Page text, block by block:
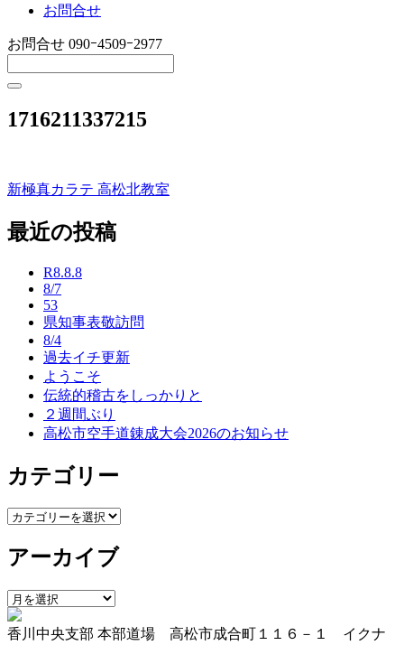
お問合せ
お問合せ 090ｰ4509ｰ2977
1716211337215
投
稿
新極真カラテ 高松北教室
最近の投稿
R8.8.8
8/7
53
県知事表敬訪問
8/4
過去イチ更新
ようこそ
伝統的稽古をしっかりと
２週間ぶり
高松市空手道錬成大会2026のお知らせ
カテゴリー
カ
ゴ
ー
アーカイブ
ア
ー
カ
香川中央支部 本部道場 高松市成合町１１６－１ イクナ